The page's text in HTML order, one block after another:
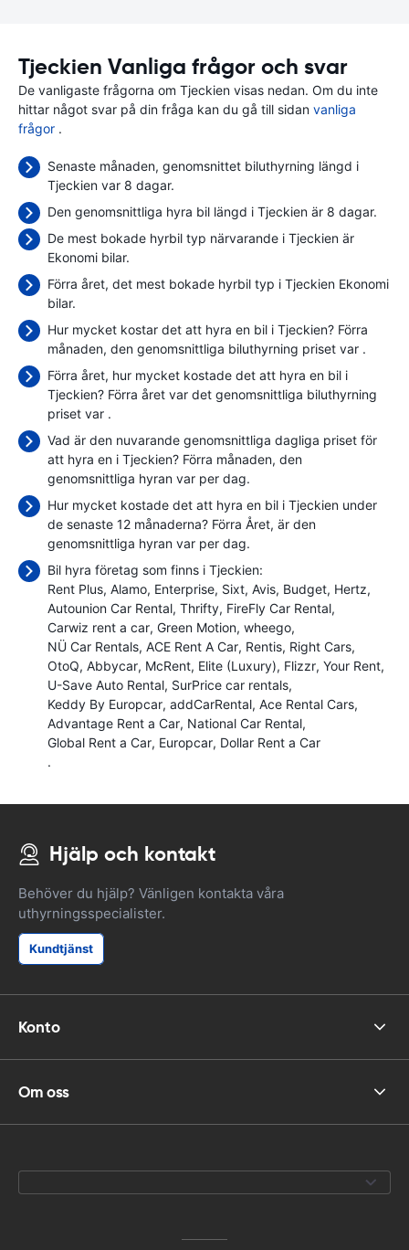
Tjeckien Vanliga frågor och svar
De vanligaste frågorna om Tjeckien visas nedan. Om du inte
hittar något svar på din fråga kan du gå till sidan vanliga
frågor .
Senaste månaden, genomsnittet biluthyrning längd i
Tjeckien var 8 dagar.
Den genomsnittliga hyra bil längd i Tjeckien är 8 dagar.
De mest bokade hyrbil typ närvarande i Tjeckien är
Ekonomi bilar.
Förra året, det mest bokade hyrbil typ i Tjeckien Ekonomi
bilar.
Hur mycket kostar det att hyra en bil i Tjeckien? Förra
månaden, den genomsnittliga biluthyrning priset var .
Förra året, hur mycket kostade det att hyra en bil i
Tjeckien? Förra året var det genomsnittliga biluthyrning
priset var .
Vad är den nuvarande genomsnittliga dagliga priset för
att hyra en i Tjeckien? Förra månaden, den
genomsnittliga hyran var per dag.
Hur mycket kostade det att hyra en bil i Tjeckien under
de senaste 12 månaderna? Förra Året, är den
genomsnittliga hyran var per dag.
Bil hyra företag som finns i Tjeckien:
Rent Plus Alamo Enterprise Sixt Avis Budget Hertz
Autounion Car Rental Thrifty FireFly Car Rental
Carwiz rent a car Green Motion wheego
NÜ Car Rentals ACE Rent A Car Rentis Right Cars
OtoQ Abbycar McRent Elite (Luxury) Flizzr Your Rent
U-Save Auto Rental SurPrice car rentals
Keddy By Europcar addCarRental Ace Rental Cars
Advantage Rent a Car National Car Rental
Global Rent a Car Europcar Dollar Rent a Car
.
Hjälp och kontakt
Behöver du hjälp? Vänligen kontakta våra
uthyrningsspecialister.
Kundtjänst
Konto
Om oss